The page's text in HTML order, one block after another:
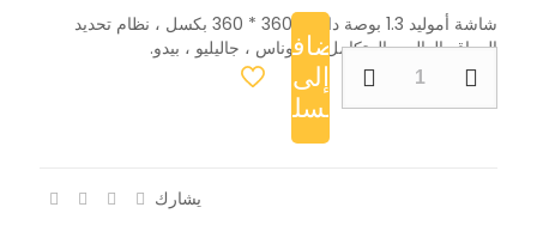
5.00
بناءً على
شاشة أموليد 1.3 بوصة دائمًا ، 360 * 360 بكسل ، نظام تحديد
المواقع العالمي المتكامل ، جلوناس ، جاليليو ، بيدو.
إضافة
إلى
السلة
يشارك